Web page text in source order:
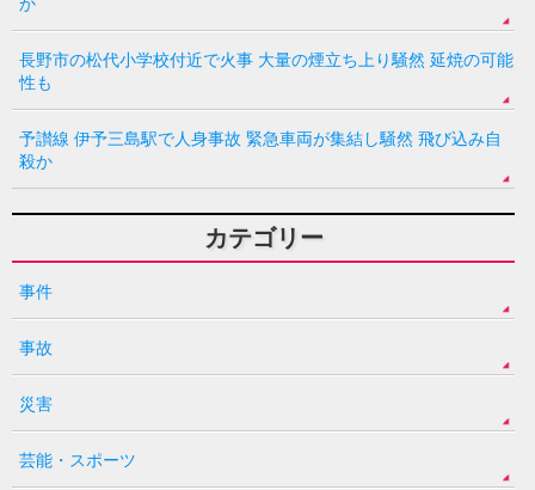
か
長野市の松代小学校付近で火事 大量の煙立ち上り騒然 延焼の可能
性も
予讃線 伊予三島駅で人身事故 緊急車両が集結し騒然 飛び込み自
殺か
カテゴリー
事件
事故
災害
芸能・スポーツ